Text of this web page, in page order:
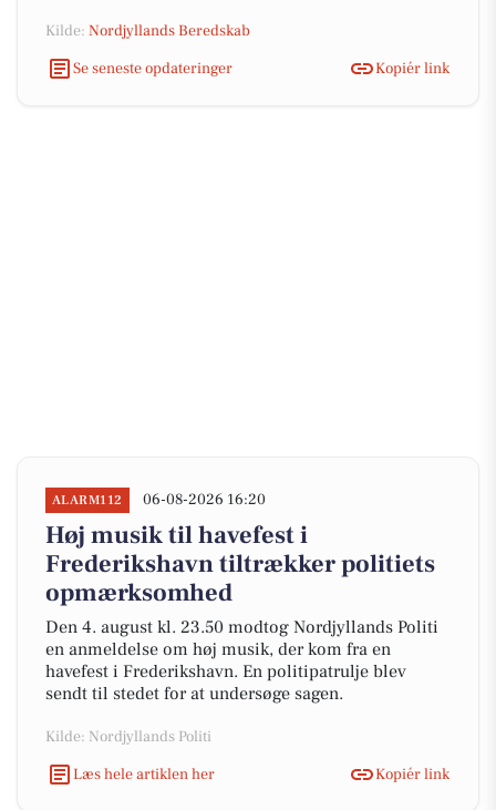
Kilde: Nordjyllands Beredskab
Se seneste opdateringer
Kopiér link
ALARM112 06-08-2026 16:20
Høj musik til havefest i
Frederikshavn tiltrækker politiets
opmærksomhed
Den 4. august kl. 23.50 modtog Nordjyllands Politi
en anmeldelse om høj musik, der kom fra en
havefest i Frederikshavn. En politipatrulje blev
sendt til stedet for at undersøge sagen.
Kilde: Nordjyllands Politi
Læs hele artiklen her
Kopiér link